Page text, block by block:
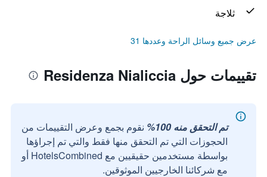
ثلاجة
عرض جميع وسائل الراحة وعددها 31
تقييمات حول Residenza Nialiccia
تم التحقق منه 100%
نقوم بجمع وعرض التقييمات من
الحجوزات التي تم التحقق منها فقط والتي تم إجراؤها
بواسطة مستخدمين حقيقيين مع HotelsCombined أو
مع شركائنا الخارجيين الموثوقين.